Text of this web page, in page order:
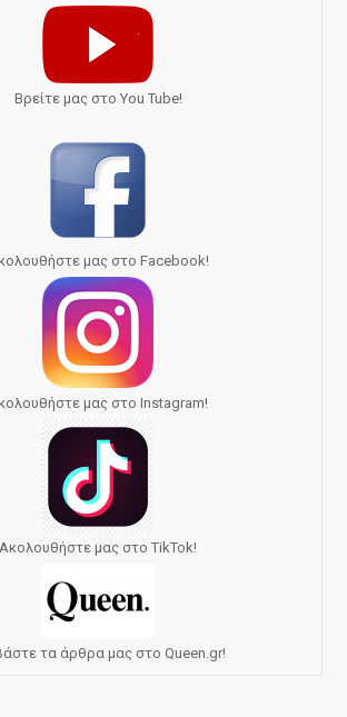
Bρείτε μας στο You Tube!
μας στο Facebook!
μας στο Instagram!
Ακολουθήστε μας στο TikTok!
τα άρθρα μας στο Queen.gr!